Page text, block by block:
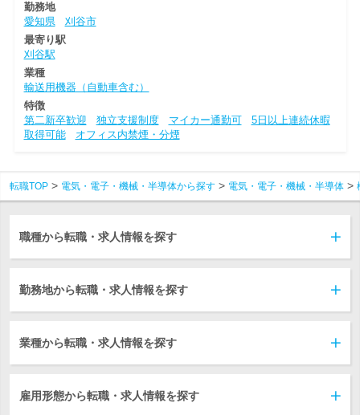
勤務地
愛知県
刈谷市
最寄り駅
刈谷駅
業種
輸送用機器（自動車含む）
特徴
第二新卒歓迎
独立支援制度 マイカー通勤可
5日以上連続休暇
取得可能
オフィス内禁煙・分煙
転職TOP 電気・電子・機械・半導体から探す 電気・電子・機械・半導体
職種から転職・求人情報を探す
勤務地から転職・求人情報を探す
業種から転職・求人情報を探す
雇用形態から転職・求人情報を探す